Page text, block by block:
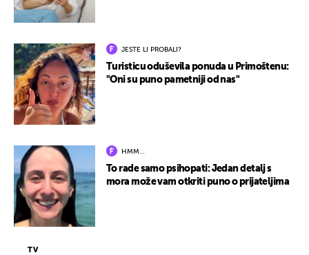
JESTE LI PROBALI?
Turisticu oduševila ponuda u Primoštenu:
"Oni su puno pametniji od nas"
HMM…
To rade samo psihopati: Jedan detalj s
mora može vam otkriti puno o prijateljima
TV